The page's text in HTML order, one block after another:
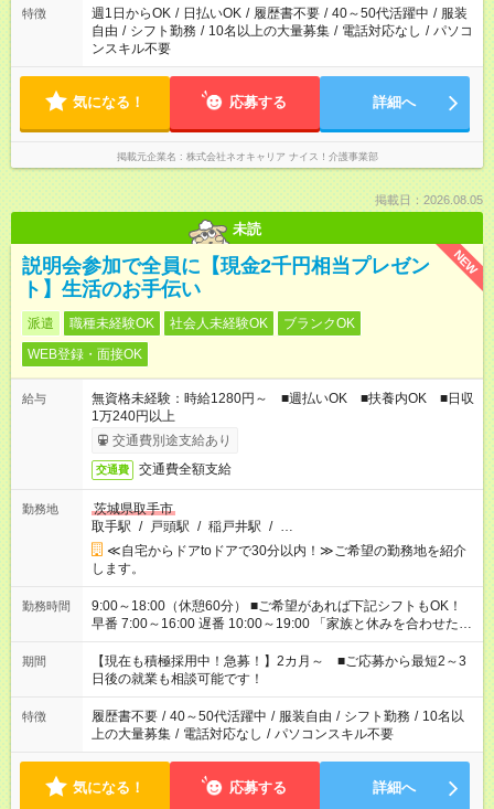
必要な場合も遠慮なくご相談ください。
特徴 週1日からOK / 日払いOK / 履歴書不要 / 40～50代活躍中 / 服装
自由 / シフト勤務 / 10名以上の大量募集 / 電話対応なし / パソコ
ンスキル不要
気になる！ 応募する 詳細へ
掲載元企業名 株式会社ネオキャリア ナイス！介護事業部
掲載日：2026.08.05
未読
NEW
説明会参加で全員に【現金2千円相当プレゼン
ト】生活のお手伝い
派遣 職種未経験OK 社会人未経験OK
ブランクOK
WEB登録・面接OK
給与
無資格未経験：時給1280円～ ■週払いOK ■扶養内OK ■日収
1万240円以上
交通費別途支給あり
交通費 交通費全額支給
勤務地
茨城県取手市
取手駅 / 戸頭駅 / 稲戸井駅 / …
≪自宅からドアtoドアで30分以内！≫ご希望の勤務地を紹介
します。
勤務時間
9:00～18:00（休憩60分） ■ご希望があれば下記シフトもOK！
早番 7:00～16:00 遅番 10:00～19:00 「家族と休みを合わせた
い」 「余裕を持って夕飯の準備がしたい」 「できれば残業はし
たくない」 など、ご希望を教えてくださいね。 ※Wワーク希望
の方へ 今ご覧のお仕事で希望する勤務時間と、もう1つのお仕事
の勤務時間。 合計で週40時間を超える場合は応募できません。
期間
【現在も積極採用中！急募！】2カ月～ ■ご応募から最短2～3
日後の就業も相談可能です！
特徴 履歴書不要 / 40～50代活躍中 / 服装自由 / シフト勤務 / 10名以
上の大量募集 / 電話対応なし / パソコンスキル不要
気になる！ 応募する 詳細へ